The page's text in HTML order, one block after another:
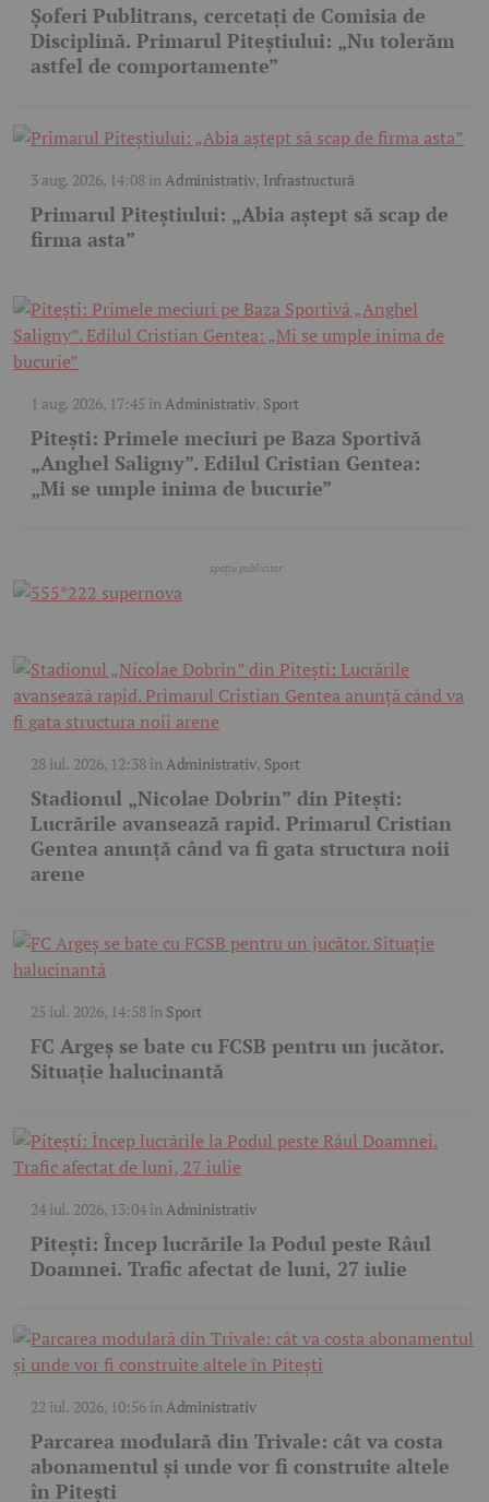
Șoferi Publitrans, cercetați de Comisia de
Disciplină. Primarul Piteștiului: „Nu tolerăm
astfel de comportamente”
3 aug. 2026, 14:08în Administrativ, Infrastructură
Primarul Piteștiului: „Abia aștept să scap de
firma asta”
1 aug. 2026, 17:45 în Administrativ, Sport
Pitești: Primele meciuri pe Baza Sportivă
„Anghel Saligny”. Edilul Cristian Gentea:
„Mi se umple inima de bucurie”
28 iul. 2026, 12:38în Administrativ, Sport
Stadionul „Nicolae Dobrin” din Pitești:
Lucrările avansează rapid. Primarul Cristian
Gentea anunță când va fi gata structura noii
arene
25 iul. 2026, 14:58în Sport
FC Argeș se bate cu FCSB pentru un jucător.
Situație halucinantă
24 iul. 2026, 13:04în Administrativ
Pitești: Încep lucrările la Podul peste Râul
Doamnei. Trafic afectat de luni, 27 iulie
22 iul. 2026, 10:56în Administrativ
Parcarea modulară din Trivale: cât va costa
abonamentul și unde vor fi construite altele
în Pitești